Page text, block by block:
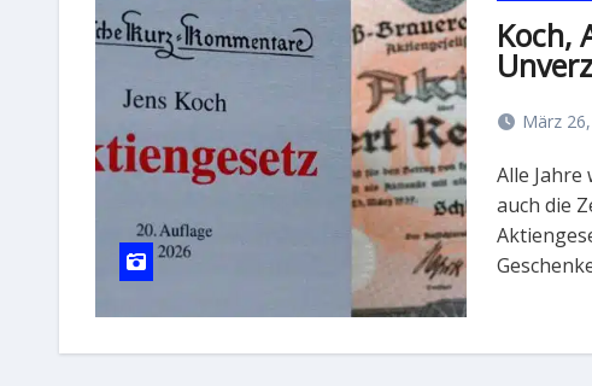
Koch,
März
Alle Jahre wieder kommt nicht nur Weihnachten, sondern
auch die